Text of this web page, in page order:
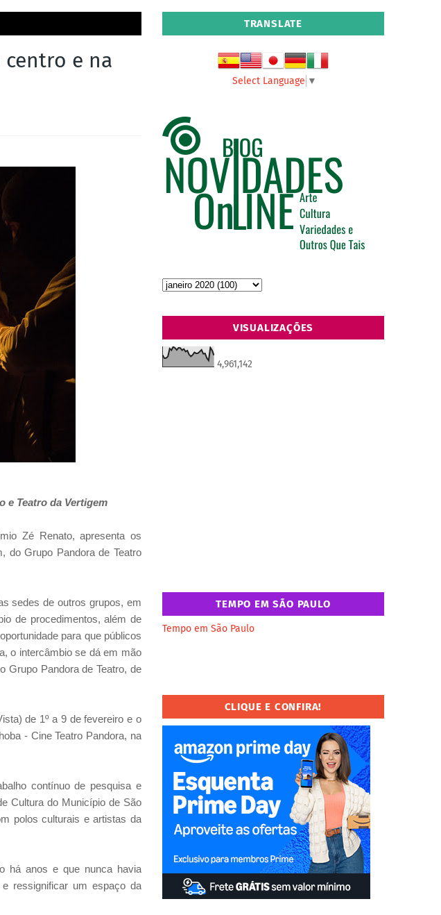
e na
e Teatro da Vertigem
Zé Renato, apresenta os
do Grupo Pandora de Teatro
sedes de outros grupos, em
de procedimentos, além de
para que públicos
o intercâmbio se dá em mão
Grupo Pandora de Teatro, de
de 1º a 9 de fevereiro e o
- Cine Teatro Pandora, na
contínuo de pesquisa e
Cultura do Município de São
polos culturais e artistas da
há anos e que nunca havia
ressignificar um espaço da
TRANSLATE
Select Language ▼
VISUALIZAÇÕES
4,961,142
TEMPO EM SÃO PAULO
Tempo em São Paulo
CLIQUE E CONFIRA!